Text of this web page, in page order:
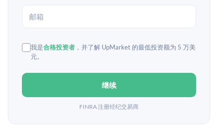
我是合格投资者 ，并了解 UpMarket 的最低投资额为 5 万美
元。
继续
FINRA 注册经纪交易商